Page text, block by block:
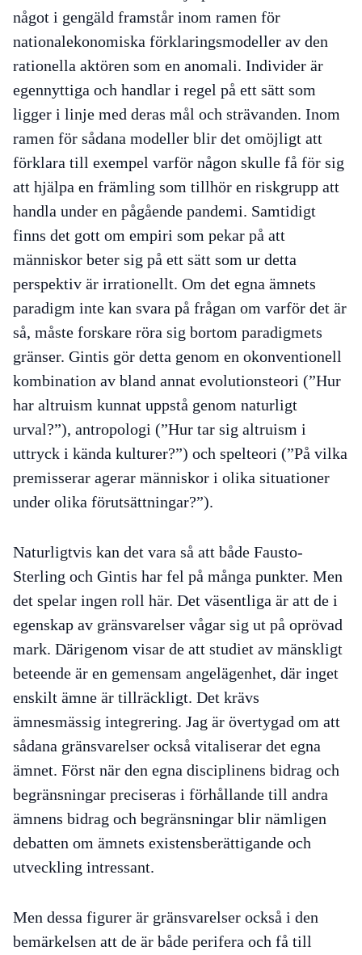
något i gengäld framstår inom ramen för
nationalekonomiska förklaringsmodeller av den
rationella aktören som en anomali. Individer är
egennyttiga och handlar i regel på ett sätt som
ligger i linje med deras mål och strävanden. Inom
ramen för sådana modeller blir det omöjligt att
förklara till exempel varför någon skulle få för sig
att hjälpa en främling som tillhör en riskgrupp att
handla under en pågående pandemi. Samtidigt
finns det gott om empiri som pekar på att
människor beter sig på ett sätt som ur detta
perspektiv är irrationellt. Om det egna ämnets
paradigm inte kan svara på frågan om varför det är
så, måste forskare röra sig bortom paradigmets
gränser. Gintis gör detta genom en okonventionell
kombination av bland annat evolutionsteori (”Hur
har altruism kunnat uppstå genom naturligt
urval?”), antropologi (”Hur tar sig altruism i
uttryck i kända kulturer?”) och spelteori (”På vilka
premisserar agerar människor i olika situationer
under olika förutsättningar?”).
Naturligtvis kan det vara så att både Fausto-
Sterling och Gintis har fel på många punkter. Men
det spelar ingen roll här. Det väsentliga är att de i
egenskap av gränsvarelser vågar sig ut på oprövad
mark. Därigenom visar de att studiet av mänskligt
beteende är en gemensam angelägenhet, där inget
enskilt ämne är tillräckligt. Det krävs
ämnesmässig integrering. Jag är övertygad om att
sådana gränsvarelser också vitaliserar det egna
ämnet. Först när den egna disciplinens bidrag och
begränsningar preciseras i förhållande till andra
ämnens bidrag och begränsningar blir nämligen
debatten om ämnets existensberättigande och
utveckling intressant.
Men dessa figurer är gränsvarelser också i den
bemärkelsen att de är både perifera och få till